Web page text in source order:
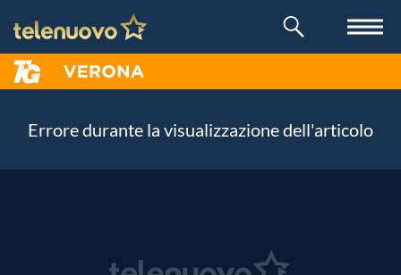
Errore durante la visualizzazione dell'articolo